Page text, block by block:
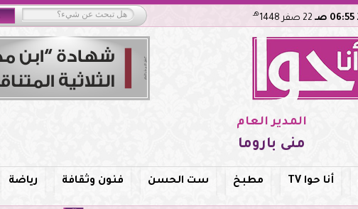
06:55 صـ هـ
المدير العام
منى باروما
أنا حوا TV مطبخ ست الحسن فنون وثقافة رياضة